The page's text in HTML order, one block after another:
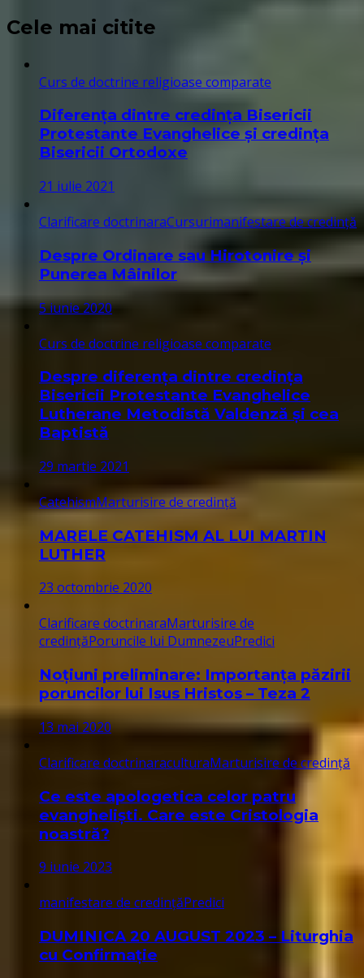
Cele mai citite
Curs de doctrine religioase comparate
Diferența dintre credința Bisericii
Protestante Evanghelice și credința
Bisericii Ortodoxe
21 iulie 2021
Clarificare doctrinaraCursurimanifestare de credință
Despre Ordinare sau Hirotonire și
Punerea Mâinilor
5 iunie 2020
Curs de doctrine religioase comparate
Despre diferența dintre credința
Bisericii Protestante Evanghelice
Lutherane Metodistă Valdenză și cea
Baptistă
29 martie 2021
CatehismMarturisire de credință
MARELE CATEHISM AL LUI MARTIN
LUTHER
23 octombrie 2020
Clarificare doctrinaraMarturisire de
credințăPoruncile lui DumnezeuPredici
Noțiuni preliminare: Importanța păzirii
poruncilor lui Isus Hristos – Teza 2
13 mai 2020
Clarificare doctrinaraculturaMarturisire de credință
Ce este apologetica celor patru
evangheliști. Care este Cristologia
noastră?
9 iunie 2023
manifestare de credințăPredici
DUMINICA 20 AUGUST 2023 – Liturghia
cu Confirmație